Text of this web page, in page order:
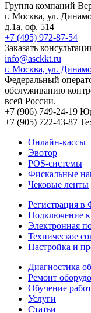
Группа компаний
г. Москва, ул.
д.1а, оф. 514
+7 (495) 972-87-54
Заказать
info@asckkt.ru
г. Москва, ул.
Федеральный
обслуживанию
всей России.
+7 (906) 749-24-19
+7 (905) 722-43-87
Онлайн-кассы
Эвотор
POS-системы
Фискальные
Чековые ленты
Регистрация
Подключение
Электронная
Техническое
Настройка и
Диагностика
Ремонт
Обучение
Услуги
Статьи